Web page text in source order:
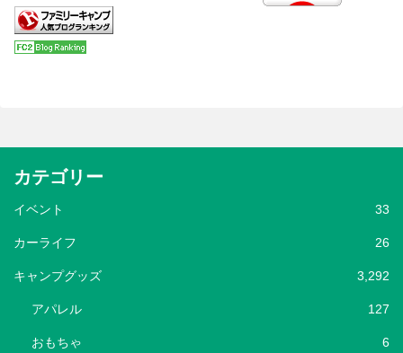
カテゴリー
イベント 33
カーライフ 26
キャンプグッズ 3,292
アパレル 127
おもちゃ 6